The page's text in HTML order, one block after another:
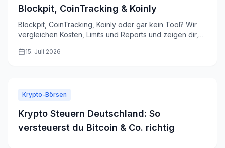
Blockpit, CoinTracking & Koinly
Blockpit, CoinTracking, Koinly oder gar kein Tool? Wir
vergleichen Kosten, Limits und Reports und zeigen dir,
15. Juli 2026
Krypto-Börsen
Krypto Steuern Deutschland: So
versteuerst du Bitcoin & Co. richtig